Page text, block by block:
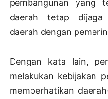
pembangunan yang
daerah tetap dijaga
daerah dengan
Dengan kata lain,
melakukan kebijakan
memperhatikan